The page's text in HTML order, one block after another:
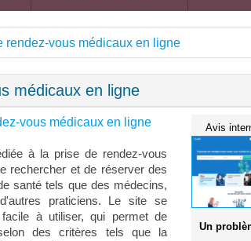
rendez-vous médicaux en ligne
médicaux en ligne
vous médicaux en ligne
à la prise de rendez-vous
rechercher et de réserver des
santé tels que des médecins,
praticiens. Le site se
à utiliser, qui permet de
des critères tels que la
Avis
Un